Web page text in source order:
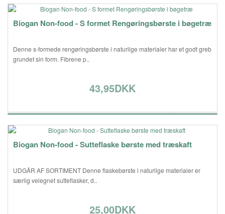
Biogan Non-food - S formet Rengøringsbørste i bøgetræ
Denne s-formede rengøringsbørste i naturlige materialer har et godt greb
grundet sin form. Fibrene p..
43,95DKK
Biogan Non-food - Sutteflaske børste med træskaft
UDGÅR AF SORTIMENT Denne flaskebørste i naturlige materialer er
særlig velegnet sutteflasker, d..
25,00DKK